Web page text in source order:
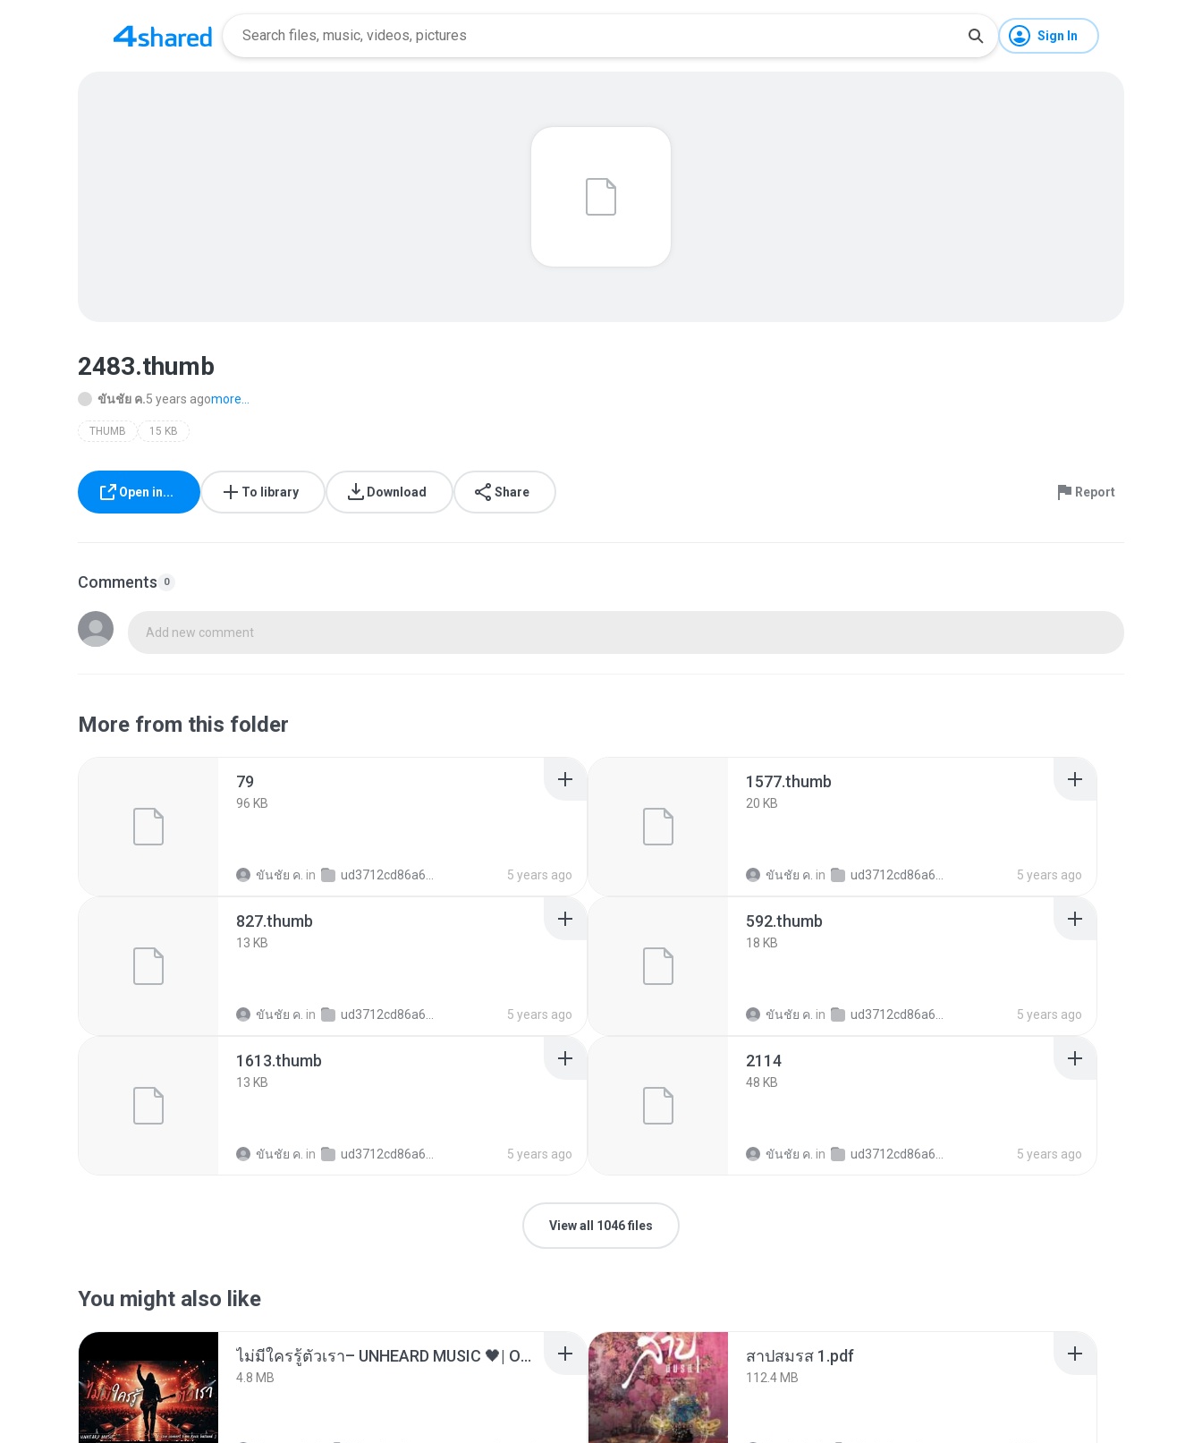
Sign In
2483.thumb
ขันชัย ค.5 years agomore...
THUMB 15 KB
Open in... To library Download Share Report
Comments 0
Add new comment
More from this folder
79
96 KB
ขันชัย ค. in ud3712cd86a645f3cf19f89c04eb91398 5 years ago
1577.thumb
20 KB
ขันชัย ค. in ud3712cd86a645f3cf19f89c04eb91398 5 years ago
827.thumb
13 KB
ขันชัย ค. in ud3712cd86a645f3cf19f89c04eb91398 5 years ago
592.thumb
18 KB
ขันชัย ค. in ud3712cd86a645f3cf19f89c04eb91398 5 years ago
1613.thumb
13 KB
ขันชัย ค. in ud3712cd86a645f3cf19f89c04eb91398 5 years ago
2114
48 KB
ขันชัย ค. in ud3712cd86a645f3cf19f89c04eb91398 5 years ago
View all 1046 files
You might also like
ไม่มีใครรู้ตัวเรา– UNHEARD MUSIC 🖤| Official Lyric Video | เพลงสู้ชีวิต
4.8 MB
สาปสมรส 1.pdf
112.4 MB